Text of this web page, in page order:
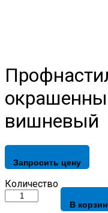
вишневый
Запросить цену
Профнастил
Н60
окрашенный
Количество
В